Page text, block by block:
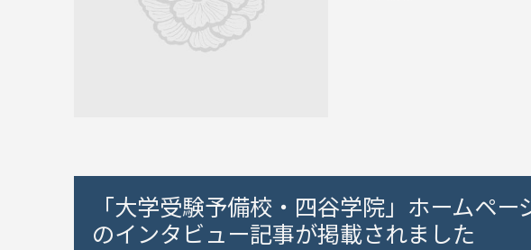
「大学受験予備校・四谷学院」ホームペ
のインタビュー記事が掲載されました